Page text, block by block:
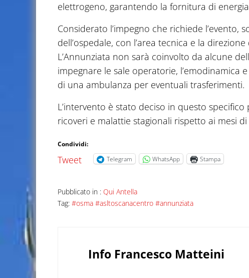
elettrogeno, garantendo la fornitura di
Considerato l’impegno che richiede
dell’ospedale, con l’area tecnica e la
L’Annunziata non sarà coinvolto da alcune
impegnare le sale operatorie, l’emodinamica
di una ambulanza per eventuali trasferimenti.
L’intervento è stato deciso in questo
ricoveri e malattie stagionali rispetto ai mesi
Condividi:
Tweet Telegram WhatsApp Stampa
Pubblicato in : Qui Antella
Tag: #osma #asltoscanacentro #annunziata
Info Francesco Matteini